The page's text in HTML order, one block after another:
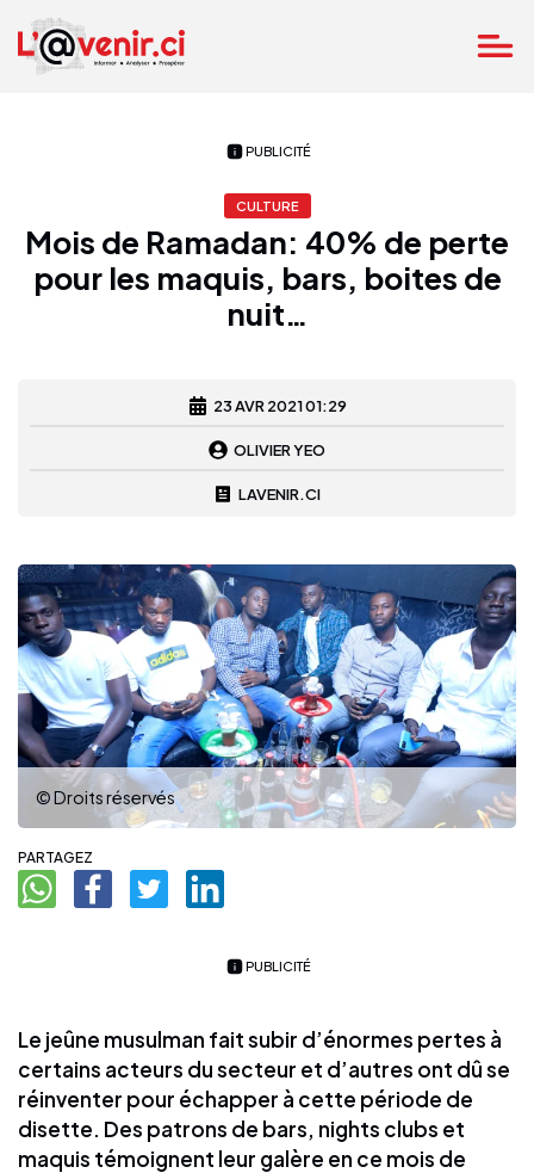
PUBLICITÉ
CULTURE
Mois de Ramadan: 40% de perte
pour les maquis, bars, boites de
nuit…
23 AVR 2021 01:29
OLIVIER YEO
LAVENIR.CI
© Droits réservés
PARTAGEZ
PUBLICITÉ
Le jeûne musulman fait subir d’énormes pertes à
certains acteurs du secteur et d’autres ont dû se
réinventer pour échapper à cette période de
disette. Des patrons de bars, nights clubs et
maquis témoignent leur galère en ce mois de